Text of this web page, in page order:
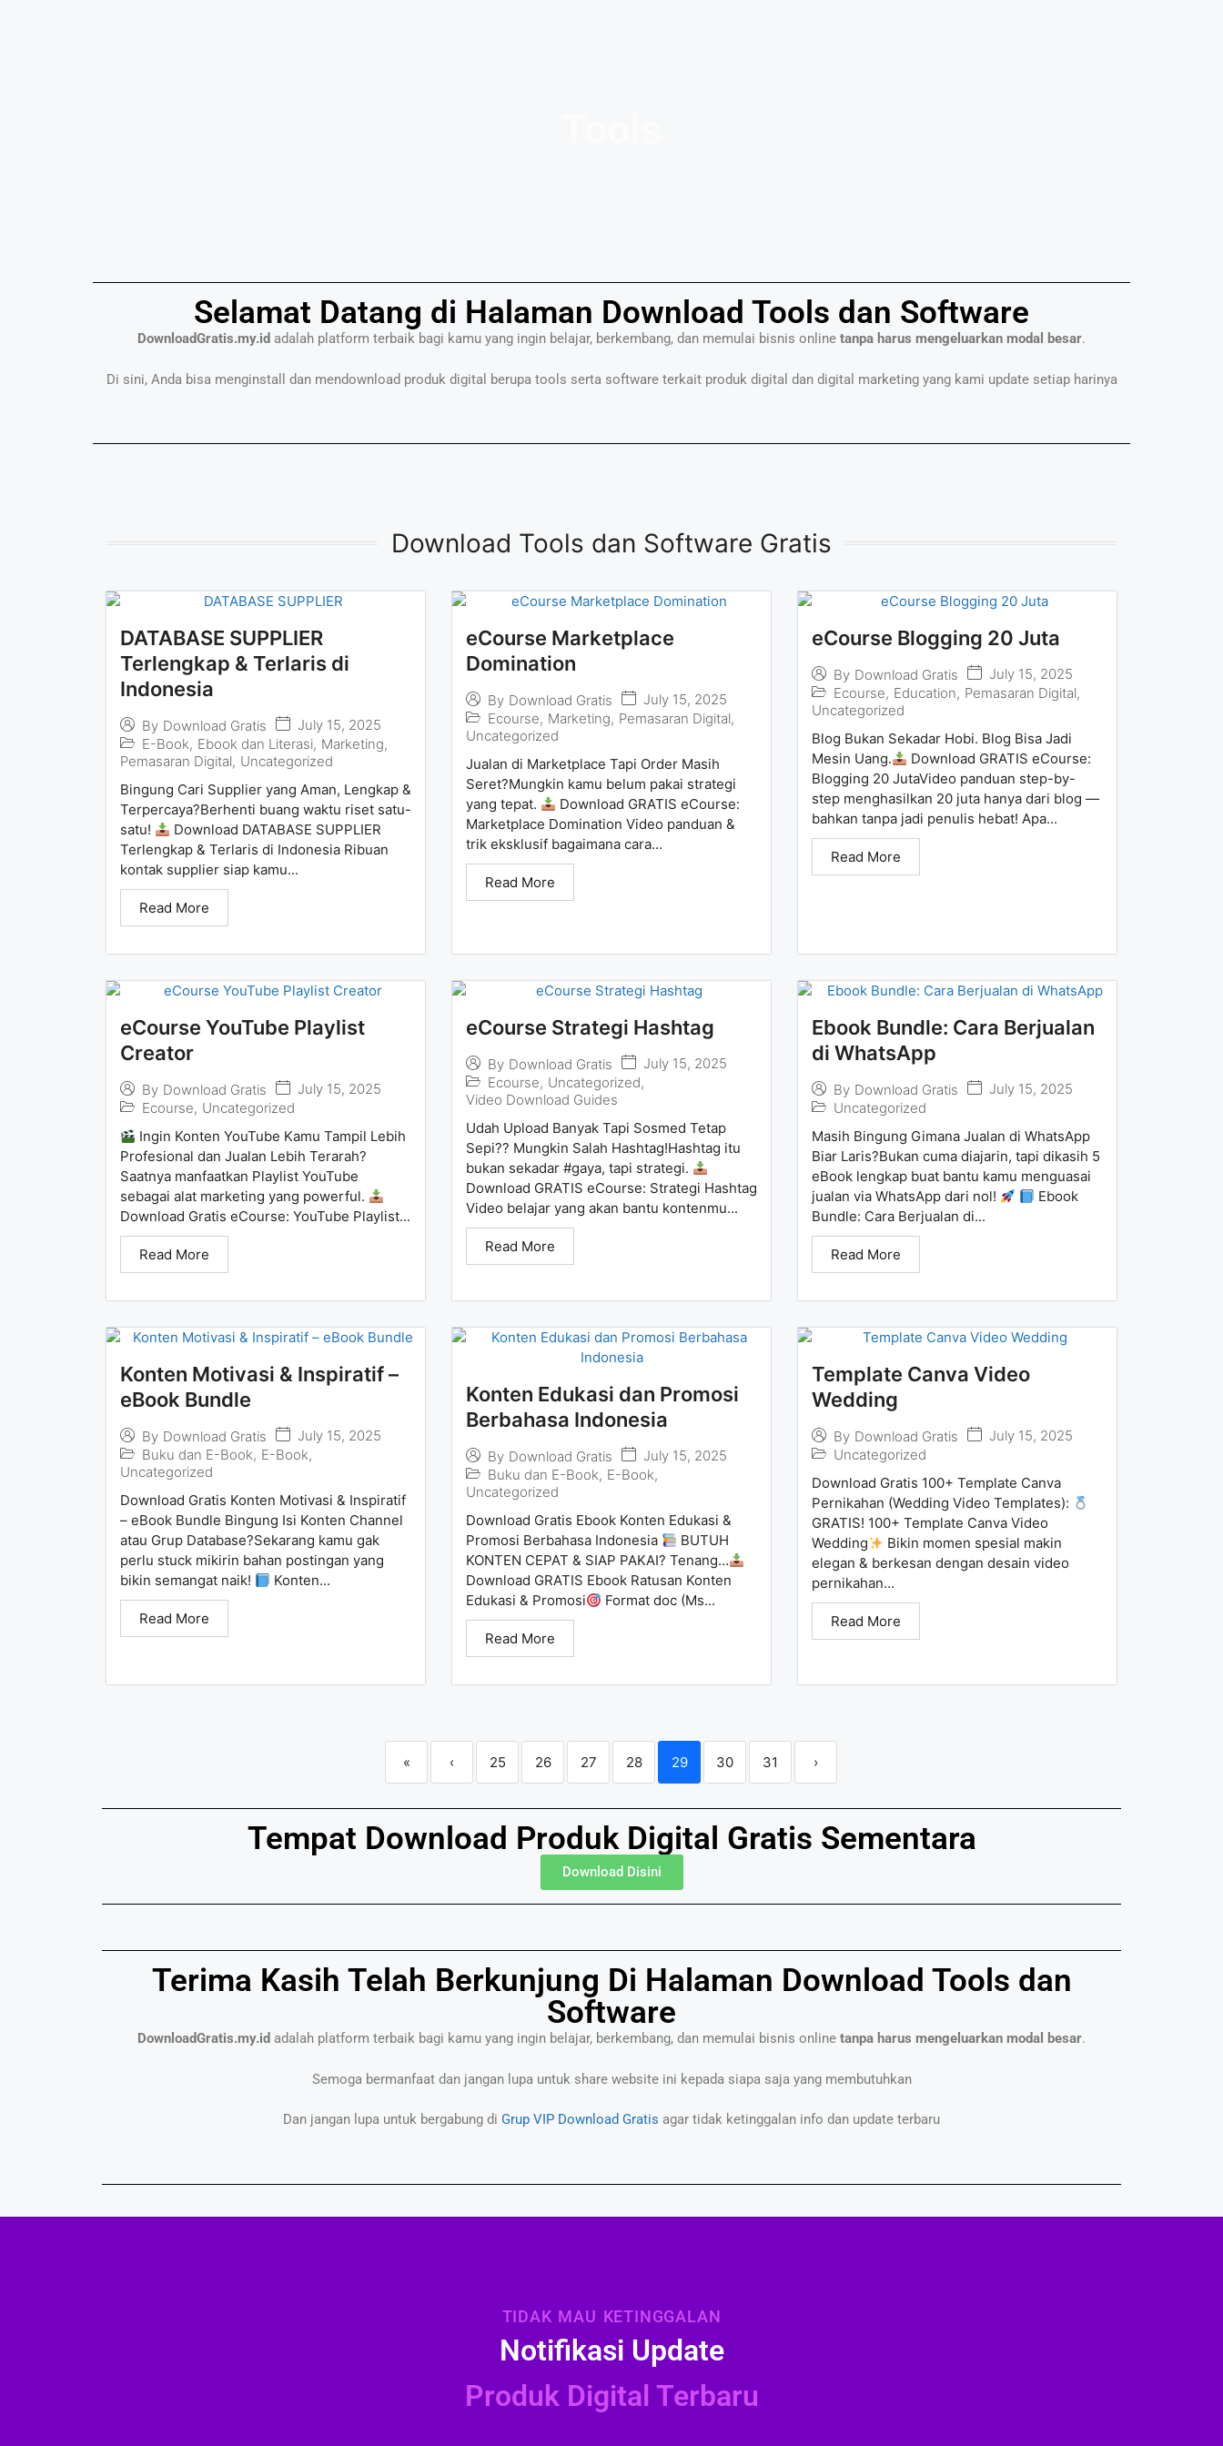
Selamat Datang di Halaman Download Tools dan Software
DownloadGratis.my.id adalah platform terbaik bagi kamu yang ingin belajar, berkembang, dan memulai bisnis online tanpa harus mengeluarkan modal besar.
Di sini, Anda bisa menginstall dan mendownload produk digital berupa tools serta software terkait produk digital dan digital marketing yang kami update setiap harinya
Download Tools dan Software Gratis
DATABASE SUPPLIER
Terlengkap & Terlaris di
Indonesia
By Download Gratis
July 15, 2025
E-Book, Ebook dan Literasi, Marketing,
Pemasaran Digital, Uncategorized
Bingung Cari Supplier yang Aman, Lengkap &
Terpercaya?Berhenti buang waktu riset satu-
satu!
Download DATABASE SUPPLIER
Terlengkap & Terlaris di Indonesia Ribuan
kontak supplier siap kamu...
Read More
eCourse Marketplace
Domination
By Download Gratis
July 15, 2025
Ecourse, Marketing, Pemasaran Digital,
Uncategorized
Jualan di Marketplace Tapi Order Masih
Seret?Mungkin kamu belum pakai strategi
yang tepat.
Download GRATIS eCourse:
Marketplace Domination Video panduan &
trik eksklusif bagaimana cara...
Read More
eCourse Blogging 20 Juta
By Download Gratis
July 15, 2025
Ecourse, Education, Pemasaran Digital,
Uncategorized
Blog Bukan Sekadar Hobi. Blog Bisa Jadi
Mesin Uang.
Download GRATIS eCourse:
Blogging 20 JutaVideo panduan step-by-
step menghasilkan 20 juta hanya dari blog —
bahkan tanpa jadi penulis hebat! Apa...
Read More
eCourse YouTube Playlist
Creator
By Download Gratis
July 15, 2025
Ecourse, Uncategorized
Ingin Konten YouTube Kamu Tampil Lebih
Profesional dan Jualan Lebih Terarah?
Saatnya manfaatkan Playlist YouTube
sebagai alat marketing yang powerful.
Download Gratis eCourse: YouTube Playlist...
Read More
eCourse Strategi Hashtag
By Download Gratis
July 15, 2025
Ecourse, Uncategorized,
Video Download Guides
Udah Upload Banyak Tapi Sosmed Tetap
Sepi?? Mungkin Salah Hashtag!Hashtag itu
bukan sekadar #gaya, tapi strategi.
Download GRATIS eCourse: Strategi Hashtag
Video belajar yang akan bantu kontenmu...
Read More
Ebook Bundle: Cara Berjualan
di WhatsApp
By Download Gratis
July 15, 2025
Uncategorized
Masih Bingung Gimana Jualan di WhatsApp
Biar Laris?Bukan cuma diajarin, tapi dikasih 5
eBook lengkap buat bantu kamu menguasai
jualan via WhatsApp dari nol!
Ebook
Bundle: Cara Berjualan di...
Read More
Konten Motivasi & Inspiratif –
eBook Bundle
By Download Gratis
July 15, 2025
Buku dan E-Book, E-Book,
Uncategorized
Download Gratis Konten Motivasi & Inspiratif
– eBook Bundle Bingung Isi Konten Channel
atau Grup Database?Sekarang kamu gak
perlu stuck mikirin bahan postingan yang
bikin semangat naik!
Konten...
Read More
Konten Edukasi dan Promosi
Berbahasa Indonesia
By Download Gratis
July 15, 2025
Buku dan E-Book, E-Book,
Uncategorized
Download Gratis Ebook Konten Edukasi &
Promosi Berbahasa Indonesia
BUTUH
KONTEN CEPAT & SIAP PAKAI? Tenang…
Download GRATIS Ebook Ratusan Konten
Edukasi & Promosi
Format doc (Ms...
Read More
Template Canva Video
Wedding
By Download Gratis
July 15, 2025
Uncategorized
Download Gratis 100+ Template Canva
Pernikahan (Wedding Video Templates):
GRATIS! 100+ Template Canva Video
Wedding
Bikin momen spesial makin
elegan & berkesan dengan desain video
pernikahan...
Read More
« ‹ 25 26 27 28 29 30 31 ›
Tempat Download Produk Digital Gratis Sementara
Download Disini
Terima Kasih Telah Berkunjung Di Halaman Download Tools dan
Software
DownloadGratis.my.id adalah platform terbaik bagi kamu yang ingin belajar, berkembang, dan memulai bisnis online tanpa harus mengeluarkan modal besar.
Semoga bermanfaat dan jangan lupa untuk share website ini kepada siapa saja yang membutuhkan
Dan jangan lupa untuk bergabung di Grup VIP Download Gratis agar tidak ketinggalan info dan update terbaru
TIDAK MAU KETINGGALAN
Notifikasi Update
Produk Digital Terbaru